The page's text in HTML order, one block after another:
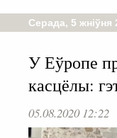
Серада, 5 жніўня
У Еўропе
касцёлы:
05.08.2020 12:22